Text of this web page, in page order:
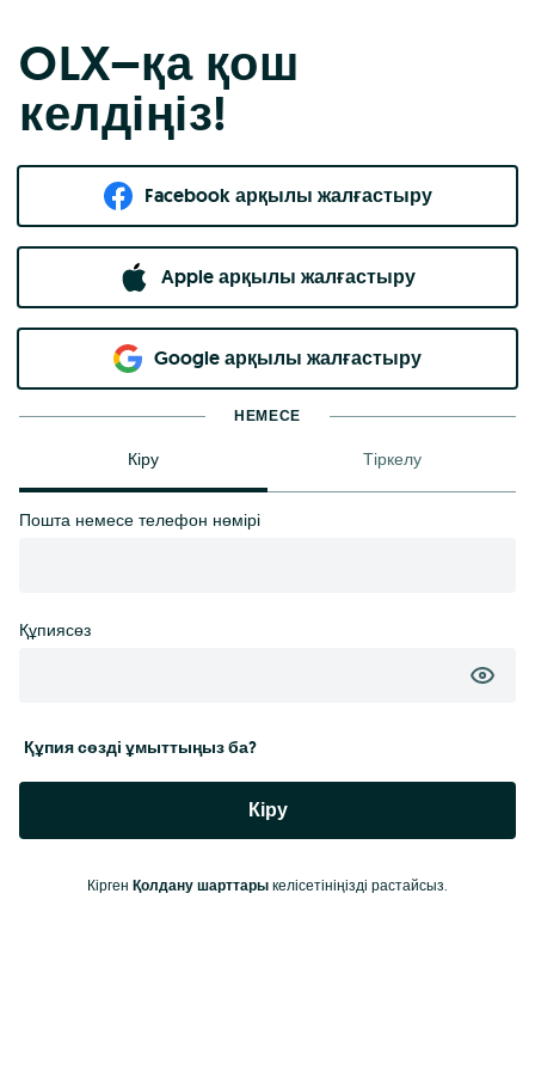
OLX–қа қош
келдіңіз!
Facebook арқылы жалғастыру
Apple арқылы жалғастыру
Google арқылы жалғастыру
НЕМЕСЕ
Кіру Тіркелу
Пошта немесе телефон нөмірі
Құпиясөз
Құпия сөзді ұмыттыңыз ба?
Кіру
Кірген Қолдану шарттары келісетініңізді растайсыз.